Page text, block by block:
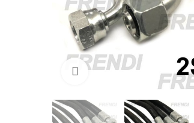
Click para agrandar